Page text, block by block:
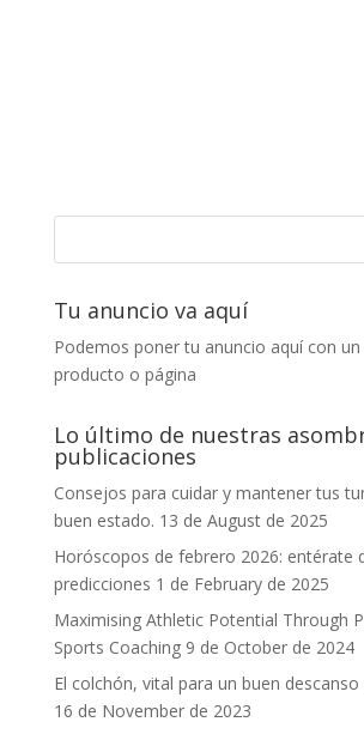
Tu anuncio va aquí
Podemos poner tu anuncio aquí con un
producto o página
Lo último de nuestras
publicaciones
Consejos para cuidar y mantener tus
buen estado. 13 de August de 2025
Horóscopos de febrero 2026: entérate
predicciones 1 de February de 2025
Maximising Athletic Potential Through
Sports Coaching 9 de October de 2024
El colchón, vital para un buen
16 de November de 2023